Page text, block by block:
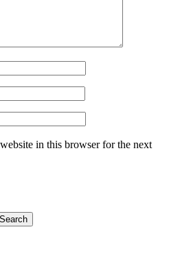
in this browser for the next
Search